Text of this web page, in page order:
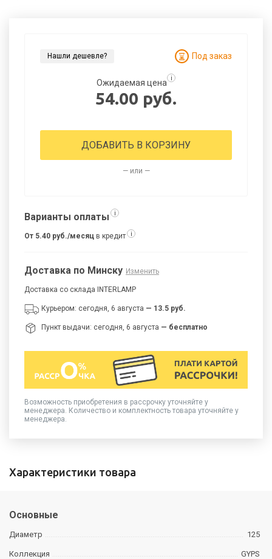
Нашли дешевле? Под заказ
Ожидаемая цена i
54.00 руб.
ДОБАВИТЬ В КОРЗИНУ
— или —
Варианты оплаты i
От 5.40 руб./месяц в кредит i
Доставка по Минску Изменить
Доставка со склада INTERLAMP
Курьером: сегодня, 6 августа — 13.5 руб.
Пункт выдачи: сегодня, 6 августа — бесплатно
Возможность приобретения в рассрочку уточняйте у
менеджера. Количество и комплектность товара уточняйте у
менеджера.
Характеристики товара
Основные
Диаметр 125
Коллекция GYPS